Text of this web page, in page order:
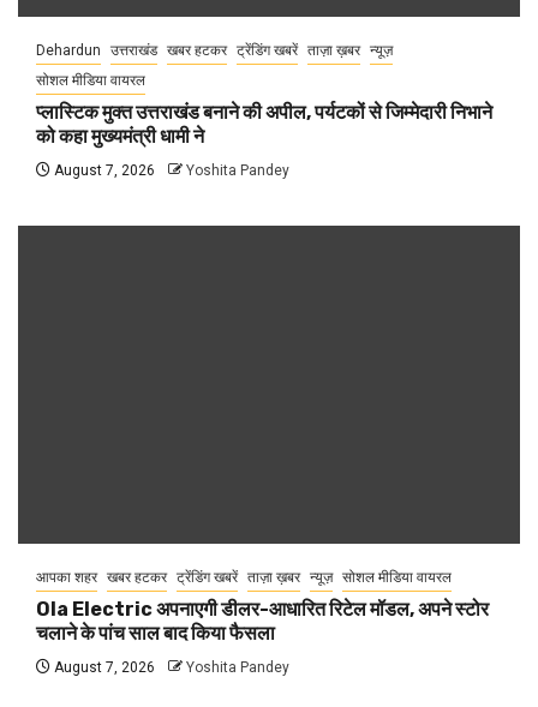
Dehardun उत्तराखंड खबर हटकर ट्रेंडिंग खबरें ताज़ा ख़बर न्यूज़
सोशल मीडिया वायरल
प्लास्टिक मुक्त उत्तराखंड बनाने की अपील, पर्यटकों से जिम्मेदारी निभाने
को कहा मुख्यमंत्री धामी ने
August 7, 2026 Yoshita Pandey
आपका शहर खबर हटकर ट्रेंडिंग खबरें ताज़ा ख़बर न्यूज़ सोशल मीडिया वायरल
Ola Electric अपनाएगी डीलर-आधारित रिटेल मॉडल, अपने स्टोर
चलाने के पांच साल बाद किया फैसला
August 7, 2026 Yoshita Pandey